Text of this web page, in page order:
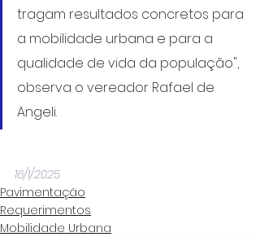
tragam resultados concretos para
a mobilidade urbana e para a
qualidade de vida da população",
observa o vereador Rafael de
Angeli.
16/1/2025
Pavimentação
Requerimentos
Mobilidade Urbana